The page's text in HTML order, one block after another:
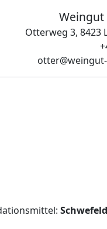
Weingut
Otterweg 3, 8423